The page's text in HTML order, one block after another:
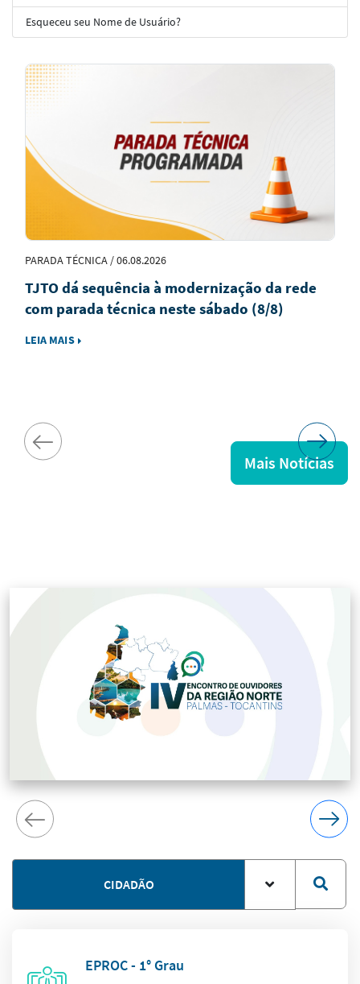
Esqueceu seu Nome de Usuário?
Notícias
em
PARADA TÉCNICA / 06.08.2026
TJTO dá sequência à modernização da rede
com parada técnica neste sábado (8/8)
LEIA MAIS
Mais Notícias
CIDADÃO
EPROC - 1° Grau